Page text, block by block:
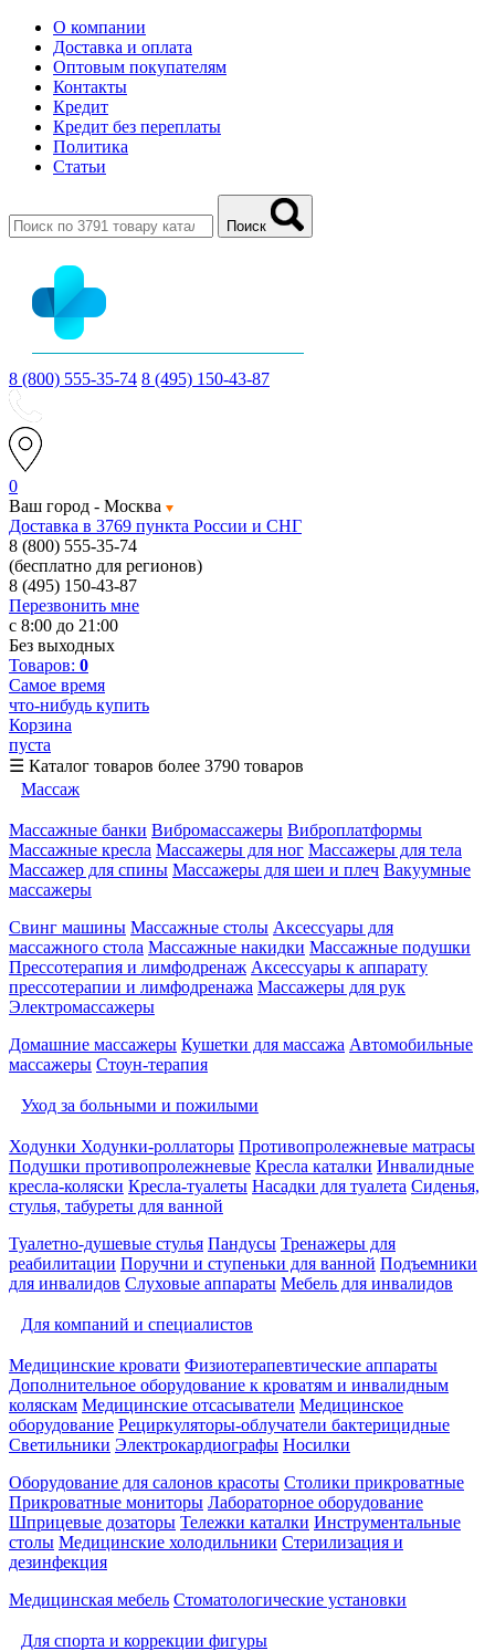
О компании
Доставка и оплата
Оптовым покупателям
Контакты
Кредит
Кредит без переплаты
Политика
Статьи
Поиск
8 (800) 555-35-74 8 (495) 150-43-87
0
Ваш город - Москва
Доставка в 3769 пункта России и СНГ
8 (800) 555-35-74
(бесплатно для регионов)
8 (495) 150-43-87
Перезвонить мне
с 8:00 до 21:00
Без выходных
Товаров: 0
Самое время
что-нибудь купить
Корзина
пуста
☰ Каталог товаров более 3790 товаров
Массаж
Массажные банки Вибромассажеры Виброплатформы
Массажные кресла Массажеры для ног Массажеры для тела
Массажер для спины Массажеры для шеи и плеч Вакуумные
массажеры
Свинг машины Массажные столы Аксессуары для
массажного стола Массажные накидки Массажные подушки
Прессотерапия и лимфодренаж Аксессуары к аппарату
прессотерапии и лимфодренажа Массажеры для рук
Электромассажеры
Домашние массажеры Кушетки для массажа Автомобильные
массажеры Стоун-терапия
Уход за больными и пожилыми
Ходунки Ходунки-роллаторы Противопролежневые матрасы
Подушки противопролежневые Кресла каталки Инвалидные
кресла-коляски Кресла-туалеты Насадки для туалета Сиденья,
стулья, табуреты для ванной
Туалетно-душевые стулья Пандусы Тренажеры для
реабилитации Поручни и ступеньки для ванной Подъемники
для инвалидов Слуховые аппараты Мебель для инвалидов
Для компаний и специалистов
Медицинские кровати Физиотерапевтические аппараты
Дополнительное оборудование к кроватям и инвалидным
коляскам Медицинские отсасыватели Медицинское
оборудование Рециркуляторы-облучатели бактерицидные
Светильники Электрокардиографы Носилки
Оборудование для салонов красоты Столики прикроватные
Прикроватные мониторы Лабораторное оборудование
Шприцевые дозаторы Тележки каталки Инструментальные
столы Медицинские холодильники Стерилизация и
дезинфекция
Медицинская мебель Стоматологические установки
Для спорта и коррекции фигуры